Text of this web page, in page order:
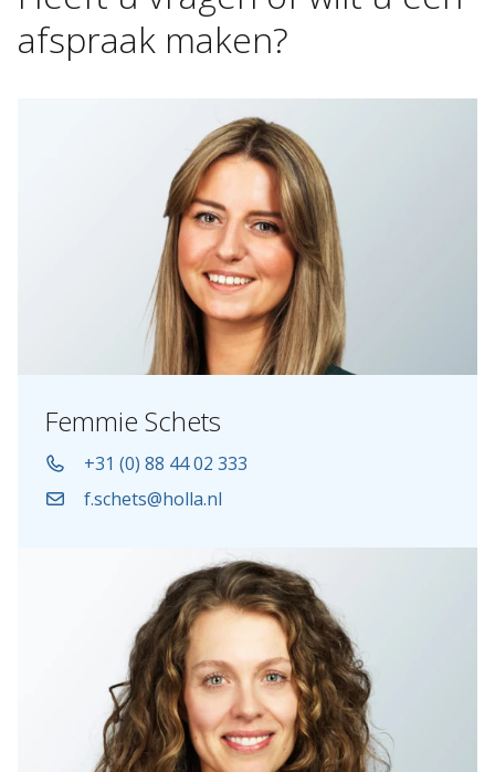
afspraak maken?
Femmie Schets
+31 (0) 88 44 02 333
f.schets@holla.nl